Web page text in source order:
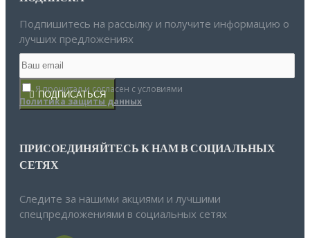
Подпишитесь на рассылку и получите информацию о
лучших предложениях
ПОДПИСАТЬСЯ
Я прочитал и согласен с условиями
Политика защиты данных
ПРИСОЕДИНЯЙТЕСЬ К НАМ В СОЦИАЛЬНЫХ
СЕТЯХ
Следите за нашими акциями и лучшими
спецпредложениями в социальных сетях